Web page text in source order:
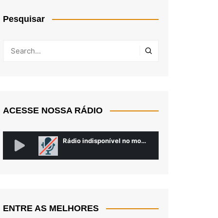
Pesquisar
ACESSE NOSSA RÁDIO
ENTRE AS MELHORES